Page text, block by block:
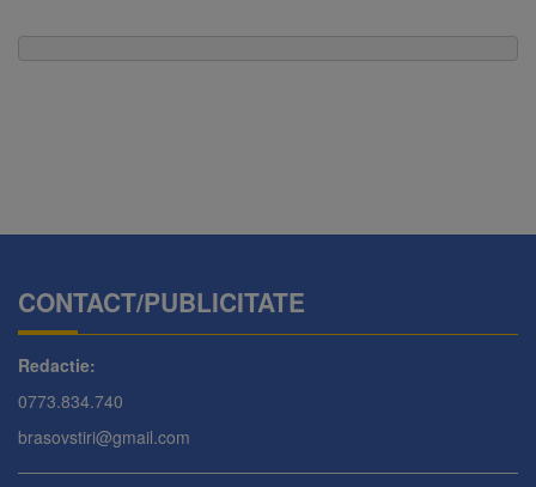
CONTACT/PUBLICITATE
Redactie:
0773.834.740
brasovstiri@gmail.com